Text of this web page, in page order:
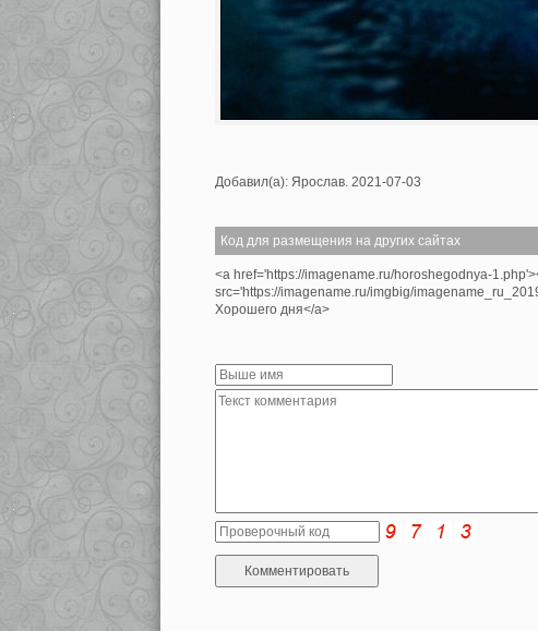
Добавил(а): Ярослав. 2021-07-03
Код для размещения на других сайтах
<a href='https://imagename.ru/horoshegodnya-
src='https://imagename.ru/imgbig/
Хорошего дня</a>